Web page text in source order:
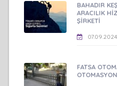
BAHADIR
ARACILIK
ŞİRKETİ
FATSA